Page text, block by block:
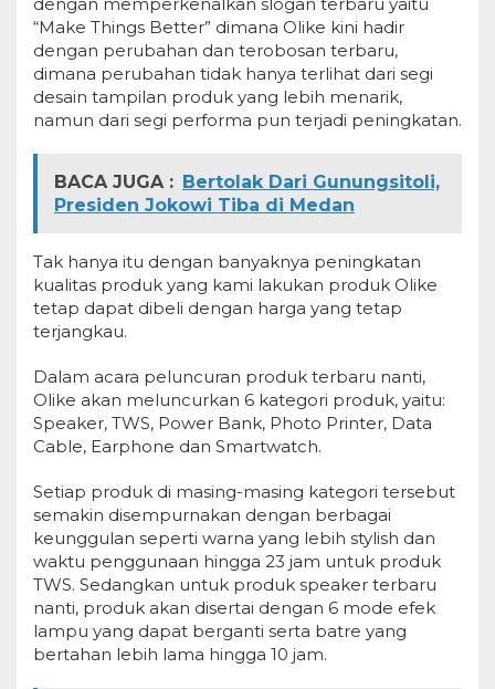
“Make Things Better” dimana Olike kini hadir
dengan perubahan dan terobosan terbaru,
dimana perubahan tidak hanya terlihat dari segi
desain tampilan produk yang lebih menarik,
namun dari segi performa pun terjadi peningkatan.
BACA JUGA : Bertolak Dari Gunungsitoli,
Presiden Jokowi Tiba di Medan
Tak hanya itu dengan banyaknya peningkatan
kualitas produk yang kami lakukan produk Olike
tetap dapat dibeli dengan harga yang tetap
terjangkau.
Dalam acara peluncuran produk terbaru nanti,
Olike akan meluncurkan 6 kategori produk, yaitu:
Speaker, TWS, Power Bank, Photo Printer, Data
Cable, Earphone dan Smartwatch.
Setiap produk di masing-masing kategori tersebut
semakin disempurnakan dengan berbagai
keunggulan seperti warna yang lebih stylish dan
waktu penggunaan hingga 23 jam untuk produk
TWS. Sedangkan untuk produk speaker terbaru
nanti, produk akan disertai dengan 6 mode efek
lampu yang dapat berganti serta batre yang
bertahan lebih lama hingga 10 jam.